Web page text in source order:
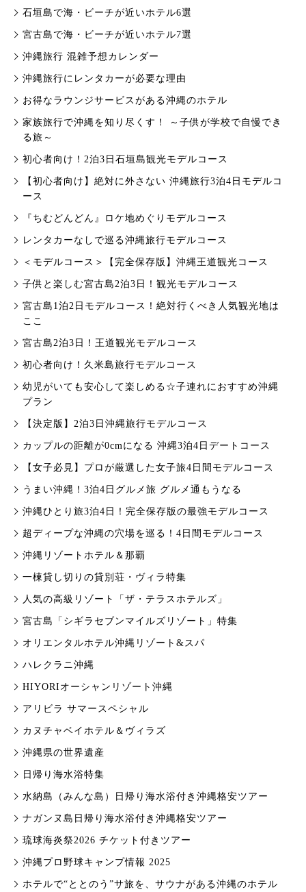
石垣島で海・ビーチが近いホテル6選
宮古島で海・ビーチが近いホテル7選
沖縄旅行 混雑予想カレンダー
沖縄旅行にレンタカーが必要な理由
お得なラウンジサービスがある沖縄のホテル
家族旅行で沖縄を知り尽くす！ ～子供が学校で自慢でき
る旅～
初心者向け！2泊3日石垣島観光モデルコース
【初心者向け】絶対に外さない 沖縄旅行3泊4日モデルコ
ース
『ちむどんどん』ロケ地めぐりモデルコース
レンタカーなしで巡る沖縄旅行モデルコース
＜モデルコース＞【完全保存版】沖縄王道観光コース
子供と楽しむ宮古島2泊3日！観光モデルコース
宮古島1泊2日モデルコース！絶対行くべき人気観光地は
ここ
宮古島2泊3日！王道観光モデルコース
初心者向け！久米島旅行モデルコース
幼児がいても安心して楽しめる☆子連れにおすすめ沖縄
プラン
【決定版】2泊3日沖縄旅行モデルコース
カップルの距離が0cmになる 沖縄3泊4日デートコース
【女子必見】プロが厳選した女子旅4日間モデルコース
うまい沖縄！3泊4日グルメ旅 グルメ通もうなる
沖縄ひとり旅3泊4日！完全保存版の最強モデルコース
超ディープな沖縄の穴場を巡る！4日間モデルコース
沖縄リゾートホテル＆那覇
一棟貸し切りの貸別荘・ヴィラ特集
人気の高級リゾート「ザ・テラスホテルズ」
宮古島「シギラセブンマイルズリゾート」特集
オリエンタルホテル沖縄リゾート&スパ
ハレクラニ沖縄
HIYORIオーシャンリゾート沖縄
アリビラ サマースペシャル
カヌチャベイホテル＆ヴィラズ
沖縄県の世界遺産
日帰り海水浴特集
水納島（みんな島）日帰り海水浴付き沖縄格安ツアー
ナガンヌ島日帰り海水浴付き沖縄格安ツアー
琉球海炎祭2026 チケット付きツアー
沖縄プロ野球キャンプ情報 2025
ホテルで“ととのう”サ旅を、サウナがある沖縄のホテル